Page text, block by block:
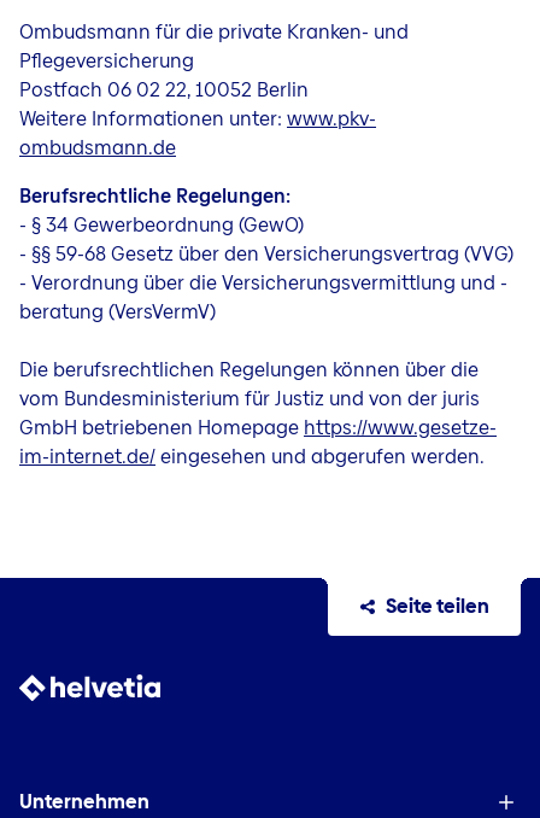
Ombudsmann für die private Kranken- und
Pflegeversicherung
Postfach 06 02 22, 10052 Berlin
Weitere Informationen unter: www.pkv-
ombudsmann.de
Berufsrechtliche Regelungen:
- § 34 Gewerbeordnung (GewO)
- §§ 59-68 Gesetz über den Versicherungsvertrag (VVG)
- Verordnung über die Versicherungsvermittlung und -
beratung (VersVermV)
Die berufsrechtlichen Regelungen können über die
vom Bundesministerium für Justiz und von der juris
GmbH betriebenen Homepage https://www.gesetze-
im-internet.de/eingesehen und abgerufen werden.
Seite teilen
Unternehmen